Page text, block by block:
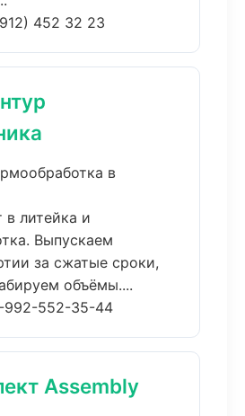
452 32 23
в
в литейка и
Выпускаем
за сжатые сроки,
объёмы....
992-552-35-44
Assembly